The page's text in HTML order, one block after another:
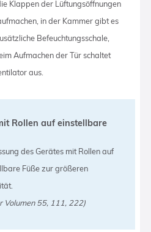
Klappen der Lüftungsöffnungen
in der Kammer gibt es
Befeuchtungsschale,
Aufmachen der Tür schaltet
aus.
Rollen auf einstellbare
des Gerätes mit Rollen auf
Füße zur größeren
Volumen 55, 111, 222)